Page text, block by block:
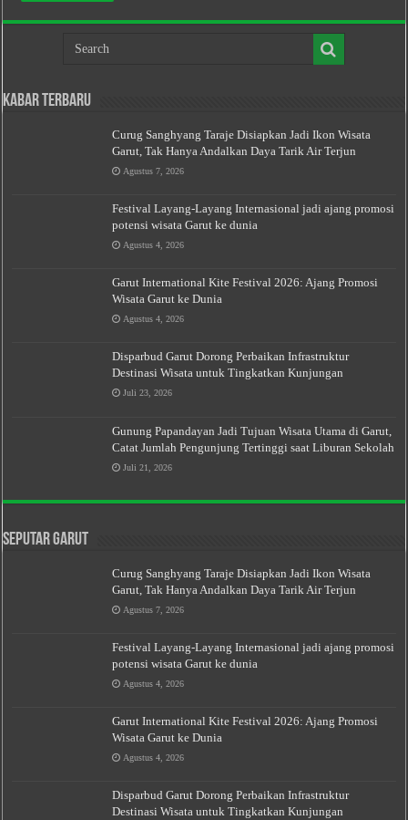
Kabar Terbaru
Curug Sanghyang Taraje Disiapkan Jadi Ikon Wisata
Garut, Tak Hanya Andalkan Daya Tarik Air Terjun
Agustus 7, 2026
Festival Layang-Layang Internasional jadi ajang promosi
potensi wisata Garut ke dunia
Agustus 4, 2026
Garut International Kite Festival 2026: Ajang Promosi
Wisata Garut ke Dunia
Agustus 4, 2026
Disparbud Garut Dorong Perbaikan Infrastruktur
Destinasi Wisata untuk Tingkatkan Kunjungan
Juli 23, 2026
Gunung Papandayan Jadi Tujuan Wisata Utama di Garut,
Catat Jumlah Pengunjung Tertinggi saat Liburan Sekolah
Juli 21, 2026
Seputar Garut
Curug Sanghyang Taraje Disiapkan Jadi Ikon Wisata
Garut, Tak Hanya Andalkan Daya Tarik Air Terjun
Agustus 7, 2026
Festival Layang-Layang Internasional jadi ajang promosi
potensi wisata Garut ke dunia
Agustus 4, 2026
Garut International Kite Festival 2026: Ajang Promosi
Wisata Garut ke Dunia
Agustus 4, 2026
Disparbud Garut Dorong Perbaikan Infrastruktur
Destinasi Wisata untuk Tingkatkan Kunjungan